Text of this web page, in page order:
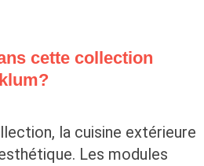
cette collection
la cuisine extérieure
Les modules